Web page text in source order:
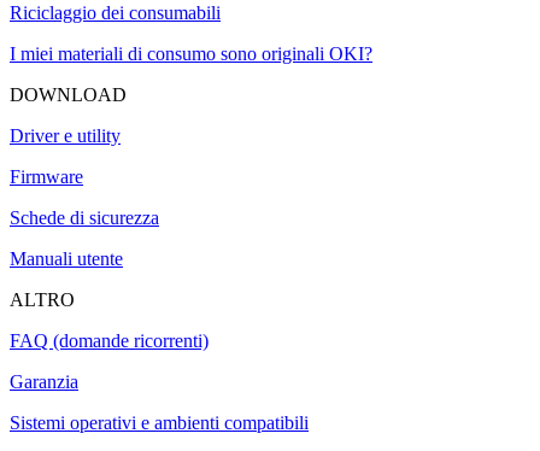
Riciclaggio dei consumabili
I miei materiali di consumo sono originali OKI?
DOWNLOAD
Driver e utility
Firmware
Schede di sicurezza
Manuali utente
ALTRO
FAQ (domande ricorrenti)
Garanzia
Sistemi operativi e ambienti compatibili